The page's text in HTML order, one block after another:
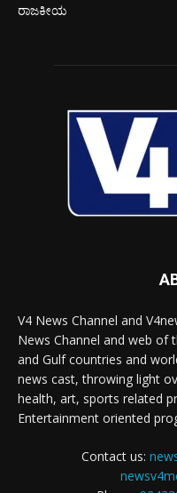
ರಾಜಕೀಯ
V4 News Channel and
News Channel and web of
and Gulf countries and
news cast, throwing light
health, art, sports related
Entertainment oriented
Contact us: